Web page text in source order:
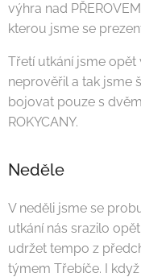
výhra nad
kterou jsme se
Třetí utkání jsme opět
neprověřil a tak jsme
bojovat pouze s
ROKYCANY.
Neděle
V neděli jsme se
utkání nás srazilo
udržet tempo z
týmem Třebíče. I